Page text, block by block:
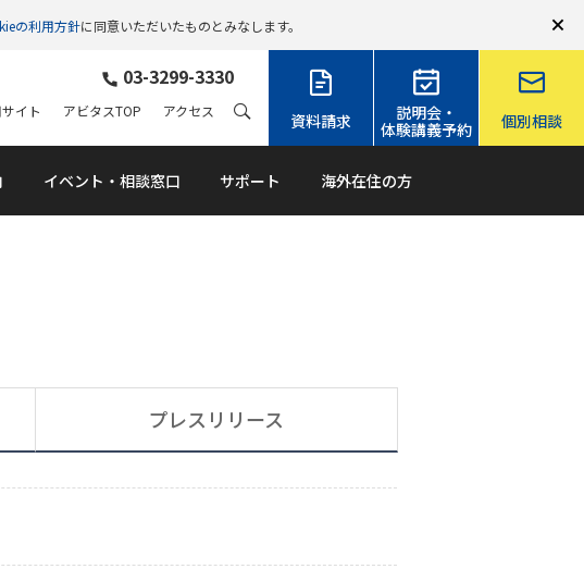
の利用方針に同意いただいたものとみなします。
資料請求
説明会・
体験講義予約
個別相談
03-3299-3330
イベント・相談窓口 サポート 海外在住の方
イト アビタスTOP アクセス
プレスリリース